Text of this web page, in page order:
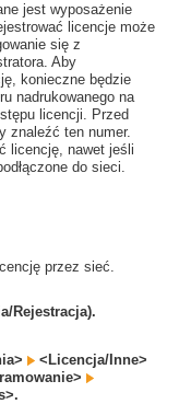
jest wyposażenie
licencje może
się z
Aby
konieczne będzie
nadrukowanego na
licencji. Przed
znaleźć ten numer.
licencję, nawet jeśli
do sieci.
przez sieć.
Rejestracja).
<Licencja/Inne>